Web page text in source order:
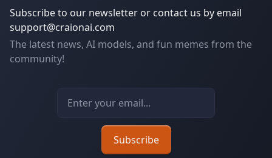
Subscribe to our newsletter or contact us by email
support@craionai.com
The latest news, AI models, and fun memes from the
community!
Email address
Subscribe